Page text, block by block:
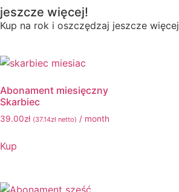
jeszcze więcej!
Kup na rok i oszczędzaj jeszcze więcej
Abonament miesięczny
Skarbiec
39.00zł (37.14zł netto) / month
Kup